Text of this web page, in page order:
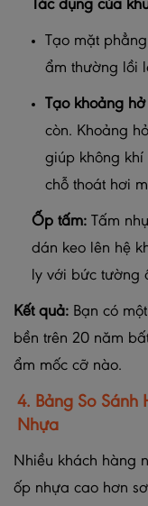
Tác dụng của
Tạo mặt
ẩm thường lồi
Tạo khoảng
còn. Khoảng
giúp không
chỗ thoát hơi
Ốp tấm: Tấm
dán keo lên hệ
ly với bức tường
Kết quả: Bạn có
bền trên 20 năm
ẩm mốc cỡ nào.
4. Bảng So Sánh
Nhựa
Nhiều khách hàng
ốp nhựa cao hơn